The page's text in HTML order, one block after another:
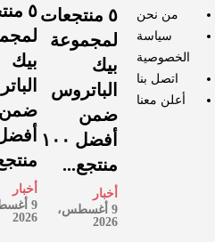
من نحن
سياسة
الخصوصية
اتصل بنا
أعلن معنا
٥ منتجعات
لمجموعة
بيك
الباتروس
ضمن
أفضل ١٠٠
منتجع...
أخبار
9 أغسطس،
2026
٥
بيك
ضمن
أخبار
9
2026